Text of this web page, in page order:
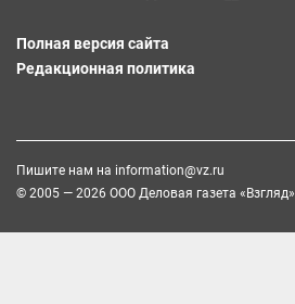
Полная версия сайта
Редакционная политика
Пишите нам на information@vz.ru
© 2005 — 2026 ООО Деловая газета «Взгляд»